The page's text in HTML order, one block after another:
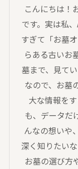
こんにちは！
です。実は私
すぎて「お墓
らある古いお
墓まで、見て
なので、お墓
大な情報を
も、データだ
んなの想いや
深く知りたい
お墓の選び方